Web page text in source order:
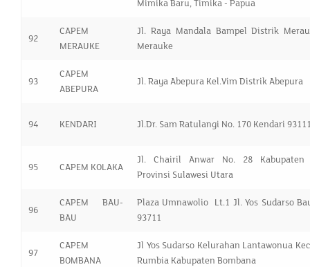
Mimika Baru, Timika - Papua
92
CAPEM
MERAUKE
Jl. Raya Mandala Bampel Distrik
Merauke
93
CAPEM
ABEPURA
Jl. Raya Abepura Kel.Vim Distrik Abepura
94 KENDARI Jl.Dr. Sam Ratulangi No. 170 Kendari
95 CAPEM KOLAKA
Jl. Chairil Anwar No. 28 Kabupaten
Provinsi Sulawesi Utara
96
CAPEM BAU-
BAU
Plaza Umnawolio Lt.1 Jl. Yos Sudarso
93711
97
CAPEM
BOMBANA
Jl Yos Sudarso Kelurahan Lantawonua
Rumbia Kabupaten Bombana